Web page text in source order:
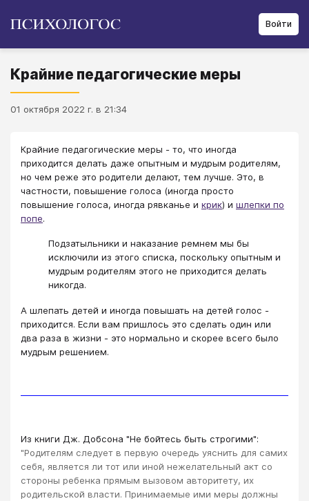
Войти
Крайние педагогические меры
01 октября 2022 г. в 21:34
Крайние педагогические меры - то, что иногда
приходится делать даже опытным и мудрым родителям,
но чем реже это родители делают, тем лучше. Это, в
частности, повышение голоса (иногда просто
повышение голоса, иногда рявканье и крик) и шлепки по
попе.
Подзатыльники и наказание ремнем мы бы
исключили из этого списка, поскольку опытным и
мудрым родителям этого не приходится делать
никогда.
А шлепать детей и иногда повышать на детей голос -
приходится. Если вам пришлось это сделать один или
два раза в жизни - это нормально и скорее всего было
мудрым решением.
Из книги Дж. Добсона "Не бойтесь быть строгими":
"Родителям следует в первую очередь уяснить для самих
себя, является ли тот или иной нежелательный акт со
стороны ребенка прямым вызовом авторитету, их
родительской власти. Принимаемые ими меры должны